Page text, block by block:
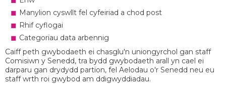
Manylion cyswllt fel cyfeiriad a chod post
Rhif cyflogai
Categorïau data arbennig
Caiff peth gwybodaeth ei chasglu'n uniongyrchol gan staff
Comisiwn y Senedd, tra bydd gwybodaeth arall yn cael ei
darparu gan drydydd partïon, fel Aelodau o'r Senedd neu eu
staff wrth roi gwybod am ddigwyddiadau.